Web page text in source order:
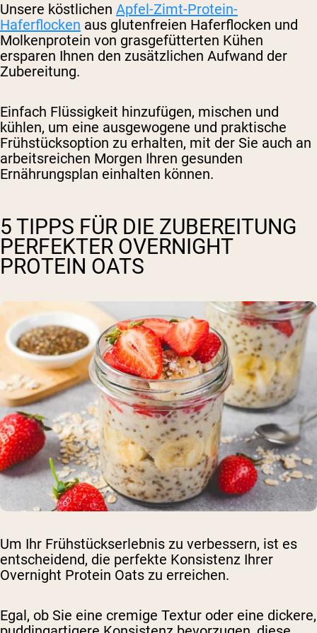
Unsere köstlichen Apfel-Zimt-Protein-
Haferflocken aus glutenfreien Haferflocken und
Molkenprotein von grasgefütterten Kühen
ersparen Ihnen den zusätzlichen Aufwand der
Zubereitung.
Einfach Flüssigkeit hinzufügen, mischen und
kühlen, um eine ausgewogene und praktische
Frühstücksoption zu erhalten, mit der Sie auch an
arbeitsreichen Morgen Ihren gesunden
Ernährungsplan einhalten können.
5 TIPPS FÜR DIE ZUBEREITUNG
PERFEKTER OVERNIGHT
PROTEIN OATS
Um Ihr Frühstückserlebnis zu verbessern, ist es
entscheidend, die perfekte Konsistenz Ihrer
Overnight Protein Oats zu erreichen.
Egal, ob Sie eine cremige Textur oder eine dickere,